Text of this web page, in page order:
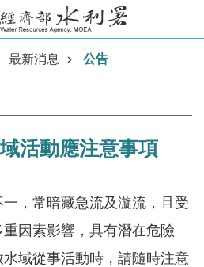
最新消息 公告
活動應注意事項
，常暗藏急流及漩流，且受
重因素影響，具有潛在危險
水域從事活動時，請隨時注意